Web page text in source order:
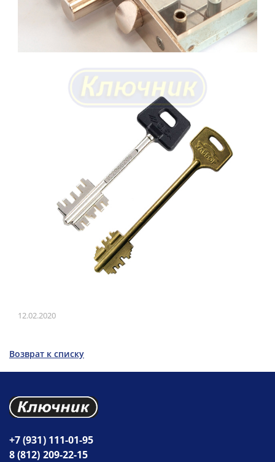
12.02.2020
Возврат к списку
+7 (931) 111-01-95
8 (812) 209-22-15